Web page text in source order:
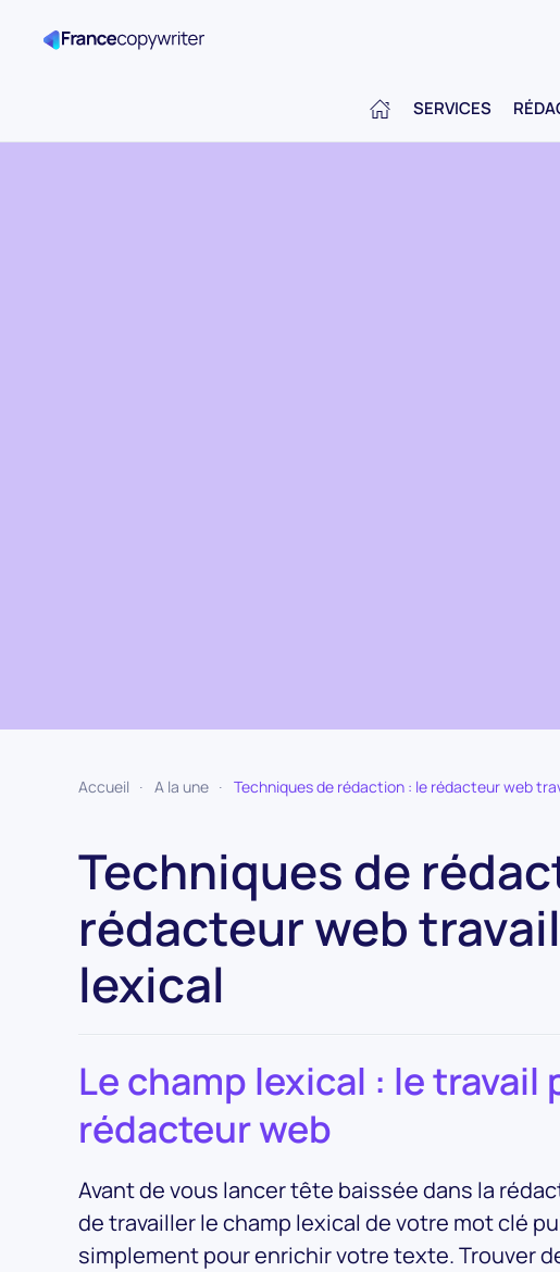
SERVICES
Accueil A la une Techniques de rédaction : le rédacteur web
Techniques de
rédacteur web
lexical
Le champ lexical : le travail
rédacteur web
Avant de vous lancer tête baissée dans la
de travailler le champ lexical de votre mot clé
simplement pour enrichir votre texte. Trouver